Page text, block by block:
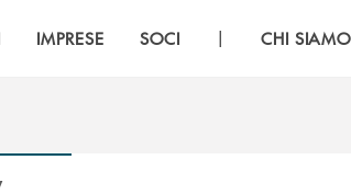
IMPRESE SOCI | CHI SIAMO